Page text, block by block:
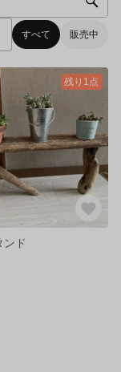
すべて 販売中
残り1点
ンド